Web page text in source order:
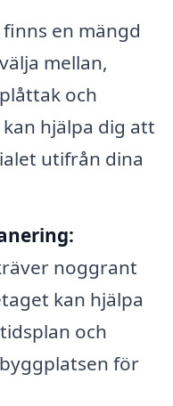
finns en mängd
mellan,
och
hjälpa dig att
utifrån dina
noggrant
kan hjälpa
och
för